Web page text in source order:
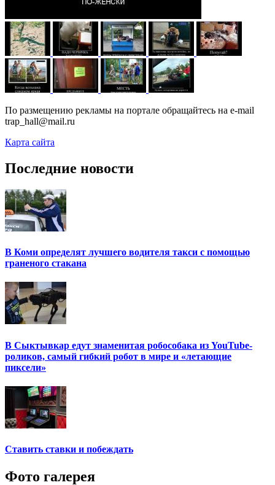
По размещению рекламы на портале обращайтесь на e-mail
trap_hall@mail.ru
Карта сайта
Последние новости
В Коми определят лучшего водителя такси с помощью
граненого стакана
В Сыктывкар едут знаменитая робособака из YouTube-
роликов, самый гибкий робот в мире и «летающие
пиксели»
Ставить ставки и побеждать
Фото галерея